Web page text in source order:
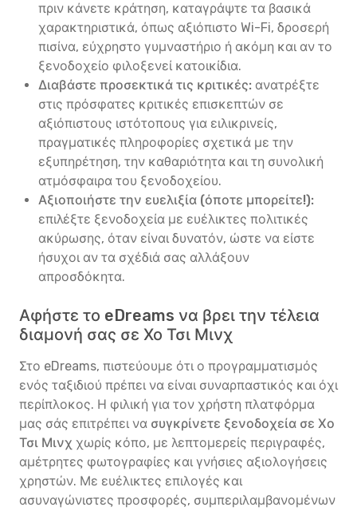
πριν κάνετε κράτηση, καταγράψτε τα βασικά
χαρακτηριστικά, όπως αξιόπιστο Wi-Fi, δροσερή
πισίνα, εύχρηστο γυμναστήριο ή ακόμη και αν το
ξενοδοχείο φιλοξενεί κατοικίδια.
Διαβάστε προσεκτικά τις κριτικές: ανατρέξτε
στις πρόσφατες κριτικές επισκεπτών σε
αξιόπιστους ιστότοπους για ειλικρινείς,
πραγματικές πληροφορίες σχετικά με την
εξυπηρέτηση, την καθαριότητα και τη συνολική
ατμόσφαιρα του ξενοδοχείου.
Αξιοποιήστε την ευελιξία (όποτε μπορείτε!):
επιλέξτε ξενοδοχεία με ευέλικτες πολιτικές
ακύρωσης, όταν είναι δυνατόν, ώστε να είστε
ήσυχοι αν τα σχέδιά σας αλλάξουν
απροσδόκητα.
Αφήστε το eDreams να βρει την τέλεια
διαμονή σας σε Χο Τσι Μινχ
Στο eDreams, πιστεύουμε ότι ο προγραμματισμός
ενός ταξιδιού πρέπει να είναι συναρπαστικός και όχι
περίπλοκος. Η φιλική για τον χρήστη πλατφόρμα
μας σάς επιτρέπει να συγκρίνετε ξενοδοχεία σε Χο
Τσι Μινχ χωρίς κόπο, με λεπτομερείς περιγραφές,
αμέτρητες φωτογραφίες και γνήσιες αξιολογήσεις
χρηστών. Με ευέλικτες επιλογές και
ασυναγώνιστες προσφορές, συμπεριλαμβανομένων